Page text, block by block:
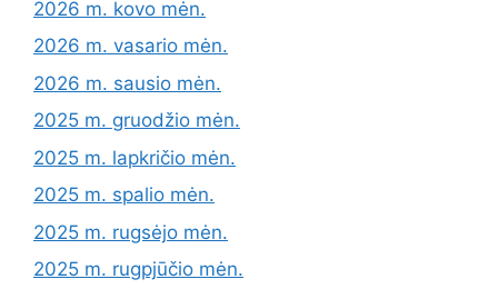
2026 m. kovo mėn.
2026 m. vasario mėn.
2026 m. sausio mėn.
2025 m. gruodžio mėn.
2025 m. lapkričio mėn.
2025 m. spalio mėn.
2025 m. rugsėjo mėn.
2025 m. rugpjūčio mėn.